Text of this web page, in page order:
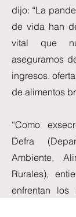
dijo: “La
de vida han
vital que
asegurarnos
ingresos.
de alimentos
“Como
Defra
Ambiente,
Rurales),
enfrentan los